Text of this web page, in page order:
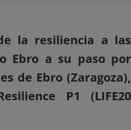
la resiliencia a las
Ebro a su paso por
de Ebro (Zaragoza),
P1 (LIFE20